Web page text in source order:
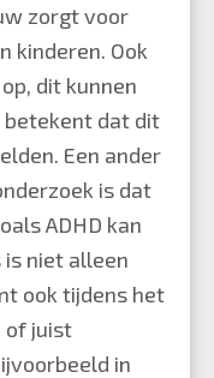
zorgt voor
kinderen. Ook
dit kunnen
dat dit
Een ander
is dat
ADHD kan
niet alleen
ook tijdens het
of juist
in